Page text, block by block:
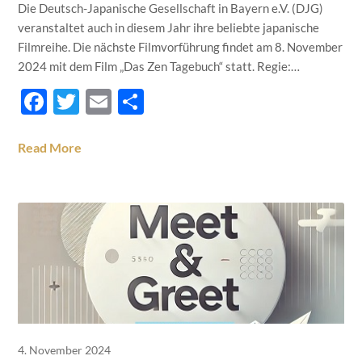
Die Deutsch-Japanische Gesellschaft in Bayern e.V. (DJG)
veranstaltet auch in diesem Jahr ihre beliebte japanische
Filmreihe. Die nächste Filmvorführung findet am 8. November
2024 mit dem Film „Das Zen Tagebuch“ statt. Regie:…
Facebook
Twitter
Email
Read More
4. November 2024